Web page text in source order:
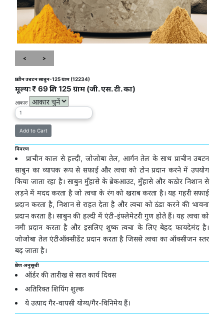
< >
प्राचीन उबटन साबुन-125 ग्राम (12234)
मूल्यः ₹ 69 प्रति 125 ग्राम (जी. एस. टी. का)
आकारः
विवरण
प्राचीन काल से हल्दी, जोजोबा तेल, आर्गन तेल के साथ प्राचीन उबटन
साबुन का व्यापक रूप से सफाई और त्वचा को टोन प्रदान करने में उपयोग
किया जाता रहा है। साबुन मुँहासे के ब्रेकआउट, मुँहासे और कठोर निशान से
लड़ने में मदद करता है जो त्वचा के रंग को खराब करता है। यह गहरी सफाई
प्रदान करता है, निशान से राहत देता है और त्वचा को ठंडा करने की भावना
प्रदान करता है। साबुन की हल्दी में एंटी-इंफ्लेमेटरी गुण होते हैं। यह त्वचा को
नमी प्रदान करता है और इसलिए शुष्क त्वचा के लिए बेहद फायदेमंद है।
जोजोबा तेल एंटीऑक्सीडेंट प्रदान करता है जिससे त्वचा का ऑक्सीजन स्तर
बढ़ जाता है।
प्रेषण अनुसूची
ऑर्डर की तारीख से सात कार्य दिवस
अतिरिक्त शिपिंग शुल्क
ये उत्पाद गैर-वापसी योग्य/गैर-विनिमेय हैं।